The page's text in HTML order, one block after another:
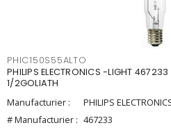
PHIC150S55ALTO
PHILIPS ELECTRONICS -LIGHT 467233
1/2GOLIATH
Manufacturier :
PHILIPS
# Manufacturier : 467233